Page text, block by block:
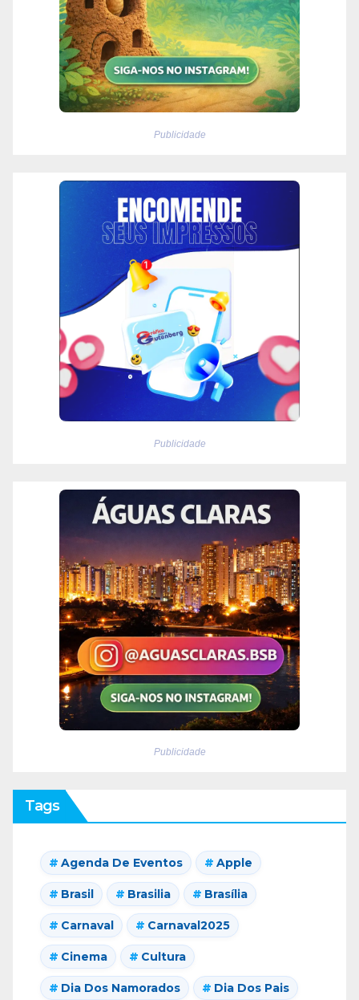
Publicidade
Publicidade
Publicidade
Tags
Agenda De Eventos Apple
Brasil Brasilia Brasília
Carnaval Carnaval2025
Cinema Cultura
Dia Dos Namorados Dia Dos Pais